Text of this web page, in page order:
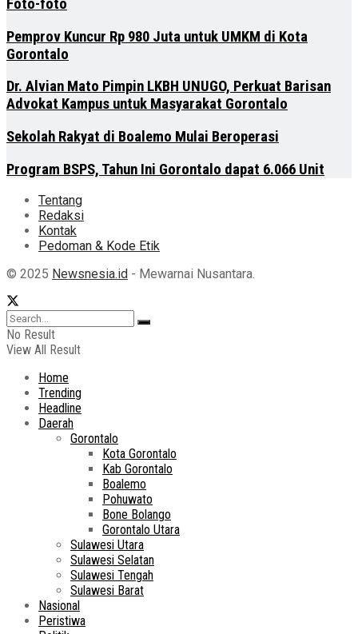
Foto-foto
Pemprov Kuncur Rp 980 Juta untuk UMKM di Kota
Gorontalo
Dr. Alvian Mato Pimpin LKBH UNUGO, Perkuat Barisan
Advokat Kampus untuk Masyarakat Gorontalo
Sekolah Rakyat di Boalemo Mulai Beroperasi
Program BSPS, Tahun Ini Gorontalo dapat 6.066 Unit
Tentang
Redaksi
Kontak
Pedoman & Kode Etik
© 2025 Newsnesia.id - Mewarnai Nusantara.
No Result
View All Result
Home
Trending
Headline
Daerah
Gorontalo
Kota Gorontalo
Kab Gorontalo
Boalemo
Pohuwato
Bone Bolango
Gorontalo Utara
Sulawesi Utara
Sulawesi Selatan
Sulawesi Tengah
Sulawesi Barat
Nasional
Peristiwa